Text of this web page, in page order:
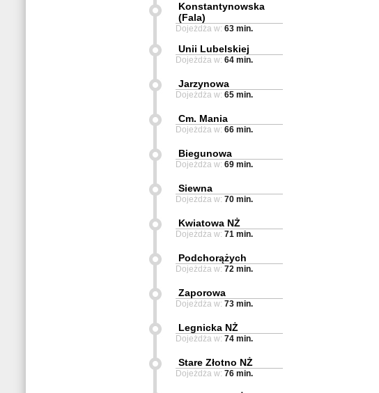
Konstantynowska
(Fala)
Dojeżdża w: 63 min.
Unii Lubelskiej
Dojeżdża w: 64 min.
Jarzynowa
Dojeżdża w: 65 min.
Cm. Mania
Dojeżdża w: 66 min.
Biegunowa
Dojeżdża w: 69 min.
Siewna
Dojeżdża w: 70 min.
Kwiatowa NŻ
Dojeżdża w: 71 min.
Podchorążych
Dojeżdża w: 72 min.
Zaporowa
Dojeżdża w: 73 min.
Legnicka NŻ
Dojeżdża w: 74 min.
Stare Złotno NŻ
Dojeżdża w: 76 min.